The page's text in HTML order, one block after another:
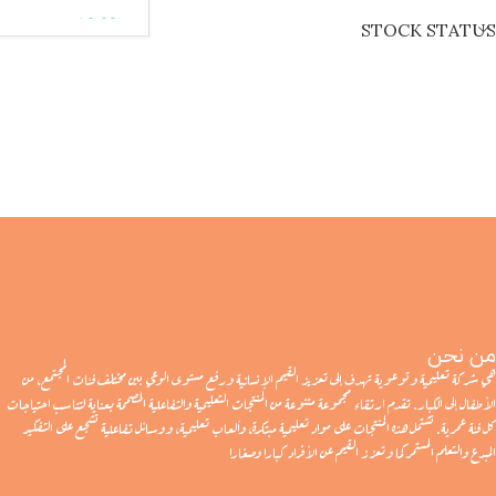
STOCK STATUS
من نحن
هي شركة تعليمية وتوعوية تهدف إلى تعزيز القيم الإنسانية ورفع مستوى الوعي بين مختلف فئات المجتمع، من
الأطفال إلى الكبار. تقدم ارتقاء مجموعة متنوعة من المنتجات التعليمية والتفاعلية المصممة بعناية لتناسب احتياجات
كل فئة عمرية. تشتمل هذه المنتجات على مواد تعليمية مبتكرة، وألعاب تعليمية، ووسائل تفاعلية تشجع على التفكير
المبدع والتعلم المستمر كما وتعزز القيم عن الأفراد كبارا وصغارا